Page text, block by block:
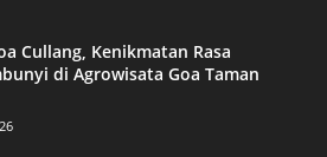
Cullang, Kenikmatan Rasa
di Agrowisata Goa Taman